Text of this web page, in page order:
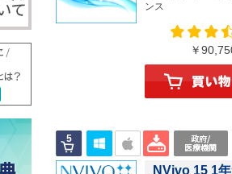
ンス
￥
NVivo 15 1